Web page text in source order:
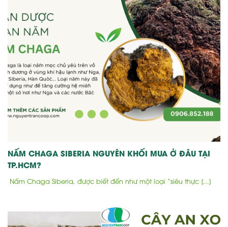
NẤM CHAGA SIBERIA NGUYÊN KHỐI MUA Ở ĐÂU TẠI
TP.HCM?
Nấm Chaga Siberia, được biết đến như một loại “siêu thực [...]